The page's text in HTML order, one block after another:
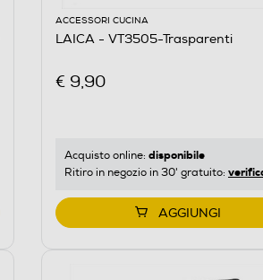
ACCESSORI CUCINA
LAICA - VT3505-Trasparenti
€ 9,90
Acquisto online: disponibile
Ritiro in negozio in 30' gratuito:
AGGIUNGI